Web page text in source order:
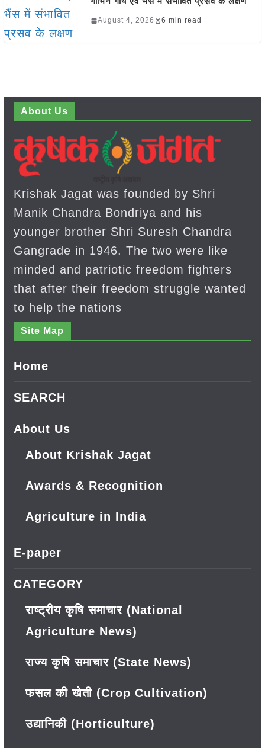
August 4, 2026 6 min read
About Us
Krishak Jagat was founded by Shri
Manik Chandra Bondriya and his
younger brother Shri Suresh Chandra
Gangrade in 1946. The two were like
minded and patriotic freedom fighters
that after their freedom struggle wanted
to help the nations
Site Map
Home
SEARCH
About Us
About Krishak Jagat
Awards & Recognition
Agriculture in India
E-paper
CATEGORY
राष्ट्रीय कृषि समाचार (National
Agriculture News)
राज्य कृषि समाचार (State News)
फसल की खेती (Crop Cultivation)
उद्यानिकी (Horticulture)